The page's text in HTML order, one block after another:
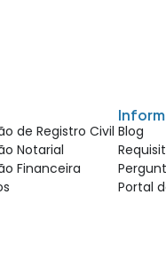
Blog
Portal
de Registro Civil
Notarial
Financeira